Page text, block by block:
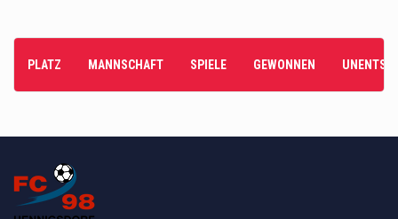
PLATZ MANNSCHAFT SPIELE GEWONNEN